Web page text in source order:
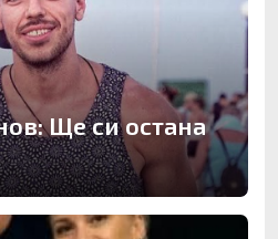
Ще си остана